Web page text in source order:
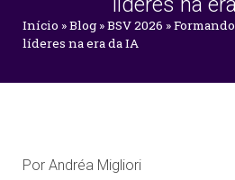
Início »Blog »BSV 2026 »
líderes na era da IA
Por Andréa Migliori